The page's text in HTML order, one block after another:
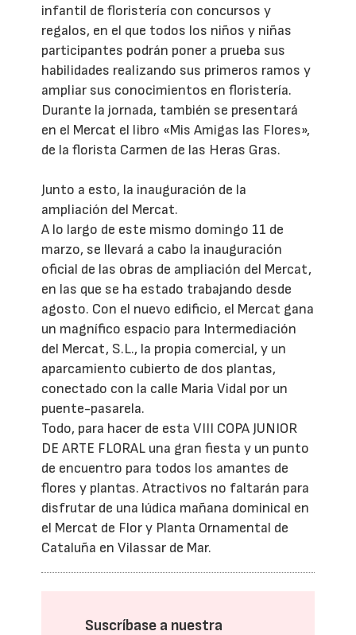
infantil de floristería con concursos y
regalos, en el que todos los niños y niñas
participantes podrán poner a prueba sus
habilidades realizando sus primeros ramos y
ampliar sus conocimientos en floristería.
Durante la jornada, también se presentará
en el Mercat el libro «Mis Amigas las Flores»,
de la florista Carmen de las Heras Gras.
Junto a esto, la inauguración de la
ampliación del Mercat.
A lo largo de este mismo domingo 11 de
marzo, se llevará a cabo la inauguración
oficial de las obras de ampliación del Mercat,
en las que se ha estado trabajando desde
agosto. Con el nuevo edificio, el Mercat gana
un magnífico espacio para Intermediación
del Mercat, S.L., la propia comercial, y un
aparcamiento cubierto de dos plantas,
conectado con la calle Maria Vidal por un
puente-pasarela.
Todo, para hacer de esta VIII COPA JUNIOR
DE ARTE FLORAL una gran fiesta y un punto
de encuentro para todos los amantes de
flores y plantas. Atractivos no faltarán para
disfrutar de una lúdica mañana dominical en
el Mercat de Flor y Planta Ornamental de
Cataluña en Vilassar de Mar.
Suscríbase a nuestra